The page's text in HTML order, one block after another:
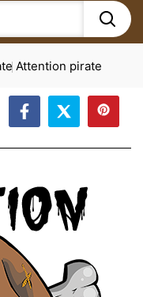
Attention pirate